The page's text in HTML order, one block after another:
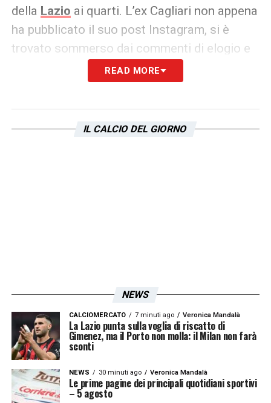
della Lazio ai quarti. L’ex Cagliari non appena
ha pubblicato il suo post Instagram, si è
trovato sommerso dai commenti di elogio e
d’amore dei tifosi biancocelesti e alcuni dei
quali sono i seguenti
emozionato e m’hai fatto quasi piangere
READ MORE
IL CALCIO DEL GIORNO
NEWS
CALCIOMERCATO 7 minuti ago Veronica Mandalà
La Lazio punta sulla voglia di riscatto di
Gimenez, ma il Porto non molla: il Milan non farà
sconti
NEWS 30 minuti ago Veronica Mandalà
Le prime pagine dei principali quotidiani sportivi
– 5 agosto